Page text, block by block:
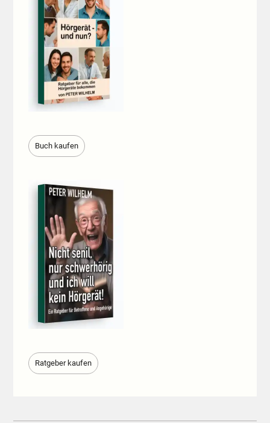
Buch kaufen
Ratgeber kaufen